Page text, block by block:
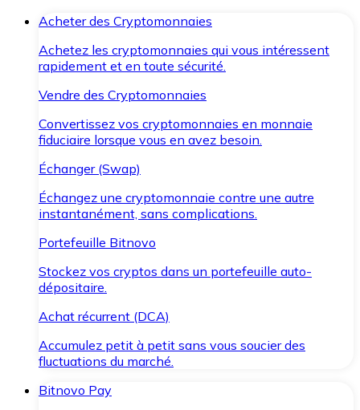
Acheter des Cryptomonnaies
Achetez les cryptomonnaies qui vous intéressent
rapidement et en toute sécurité.
Vendre des Cryptomonnaies
Convertissez vos cryptomonnaies en monnaie
fiduciaire lorsque vous en avez besoin.
Échanger (Swap)
Échangez une cryptomonnaie contre une autre
instantanément, sans complications.
Portefeuille Bitnovo
Stockez vos cryptos dans un portefeuille auto-
dépositaire.
Achat récurrent (DCA)
Accumulez petit à petit sans vous soucier des
fluctuations du marché.
Bitnovo Pay